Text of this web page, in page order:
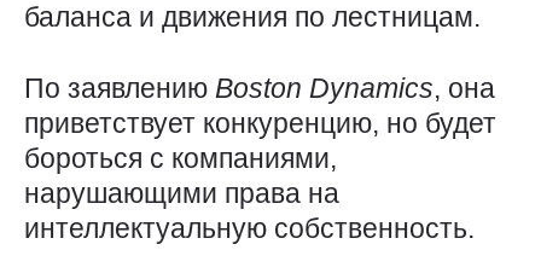
баланса и движения по лестницам.
По заявлению Boston Dynamics, она
приветствует конкуренцию, но будет
бороться с компаниями,
нарушающими права на
интеллектуальную собственность.